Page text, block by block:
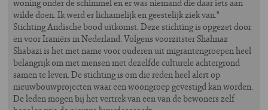
woning onder de schimmel en er was niemand die daar iets aan
wilde doen. Ik werd er lichamelijk en geestelijk ziek van."
Stichting Andische bood uitkomst. Deze stichting is opgezet door
en voor Iraniërs in Nederland. Volgens voorzitster Shahnaz
Shabazi is het met name voor ouderen uit migrantengroepen heel
belangrijk om met mensen met dezelfde culturele achtergrond
samen te leven. De stichting is om die reden heel alert op
nieuwbouwprojecten waar een woongroep gevestigd kan worden.
De leden mogen bij het vertrek van een van de bewoners zelf